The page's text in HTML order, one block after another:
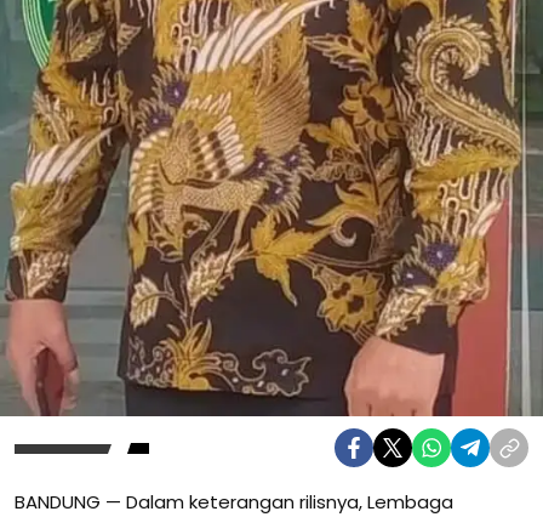
BANDUNG — Dalam keterangan rilisnya, Lembaga